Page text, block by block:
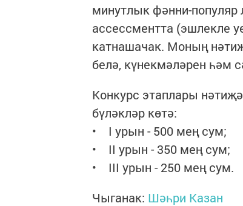
минутлык фәнни-популяр
ассессментта (эшлекле
катнашачак. Моның
белә, күнекмәләрен һәм
Конкурс этаплары
бүләкләр көтә:
• I урын - 500 мең сум;
• II урын - 350 мең сум;
• III урын - 250 мең сум.
Чыганак: Шәһри Казан